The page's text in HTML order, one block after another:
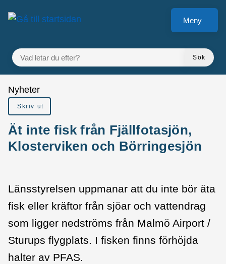
Gå till innehåll
Meny
VAD LETAR DU EFTER?
Sök
Du är här:
Nyheter
Skriv ut
Ät inte fisk från Fjällfotasjön,
Klosterviken och Börringesjön
Länsstyrelsen uppmanar att du inte bör äta
fisk eller kräftor från sjöar och vattendrag
som ligger nedströms från Malmö Airport /
Sturups flygplats. I fisken finns förhöjda
halter av PFAS.